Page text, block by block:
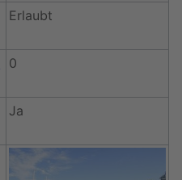
Erlaubt
0
Ja